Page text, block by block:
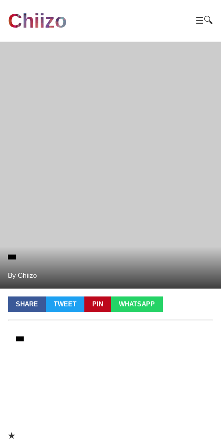
Chiizo ☰🔍
By Chiizo
SHARE TWEET PIN WHATSAPP
★